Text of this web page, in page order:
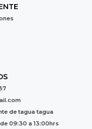
de tagua tagua
09:30 a 13:00hrs